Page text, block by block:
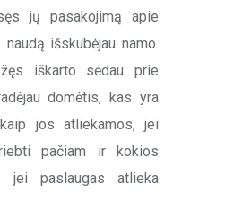
jų pasakojimą apie
išskubėjau namo.
iškarto sėdau prie
domėtis, kas yra
jos atliekamos, jei
pačiam ir kokios
jei paslaugas atlieka